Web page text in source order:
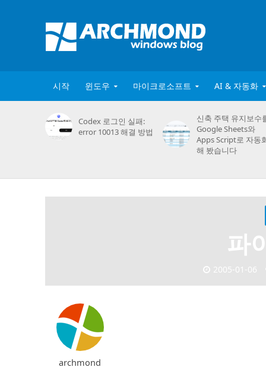
시작 윈도우 마이크로소프트 AI & 자동화
Codex 로그인 실패:
error 10013 해결 방법
신축 주택 유지보수
Google Sheets와
Apps Script로 자동
해 봤습니다
파
2005-01-06
archmond